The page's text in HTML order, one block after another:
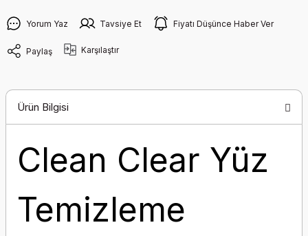
Yorum Yaz Tavsiye Et Fiyatı Düşünce Haber Ver
Paylaş Karşılaştır
Ürün Bilgisi
Clean Clear Yüz
Temizleme